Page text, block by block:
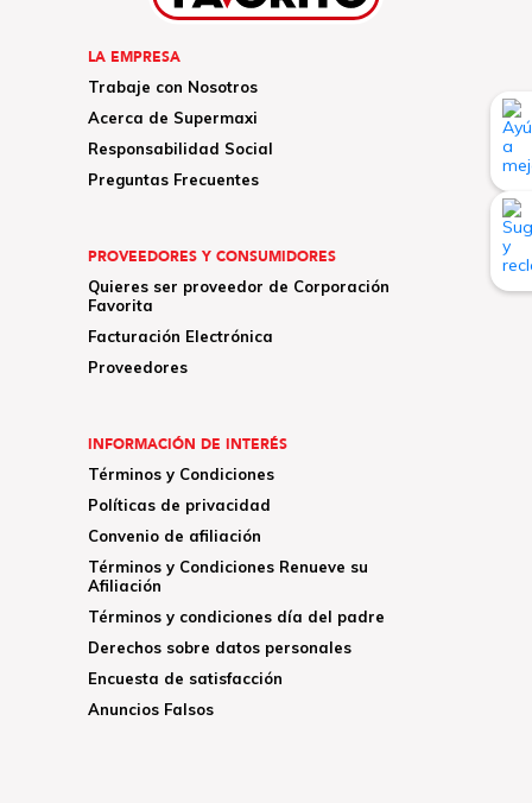
LA EMPRESA
Trabaje con Nosotros
Acerca de Supermaxi
Responsabilidad Social
Preguntas Frecuentes
PROVEEDORES Y CONSUMIDORES
Quieres ser proveedor de Corporación
Favorita
Facturación Electrónica
Proveedores
INFORMACIÓN DE INTERÉS
Términos y Condiciones
Políticas de privacidad
Convenio de afiliación
Términos y Condiciones Renueve su
Afiliación
Términos y condiciones día del padre
Derechos sobre datos personales
Encuesta de satisfacción
Anuncios Falsos